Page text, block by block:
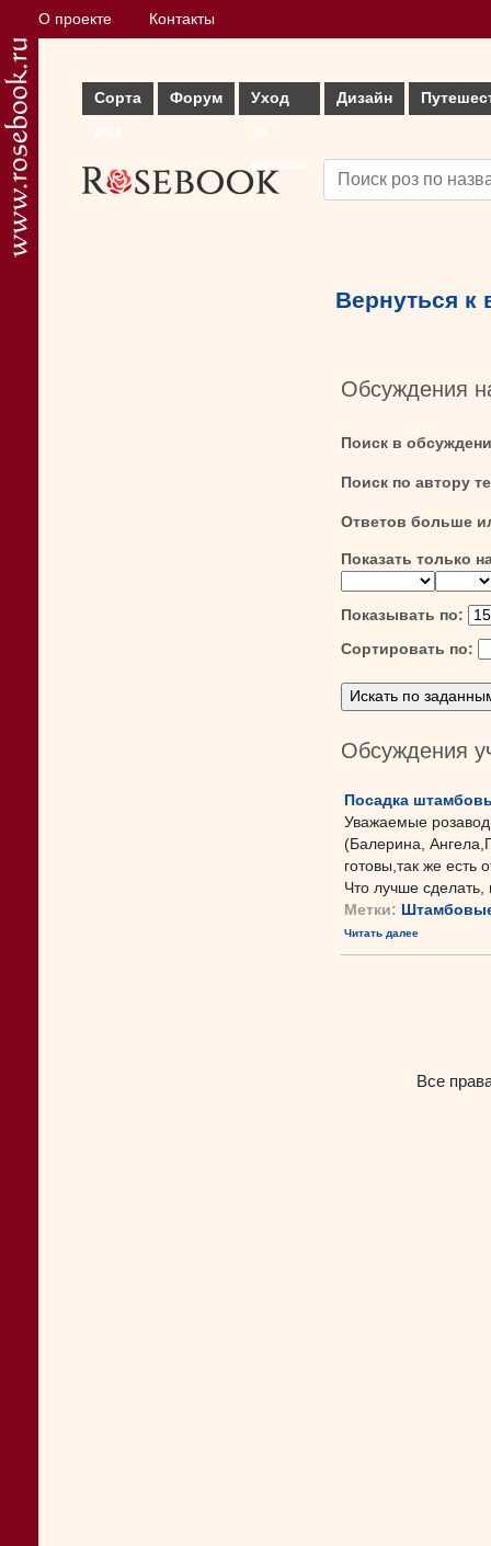
О проекте Контакты
Сорта
Форум
Уход
Дизайн
Вернуться к
Обсуждения
Поиск в
Поиск по автору
Ответов больше
Показать только
Показывать по:
Сортировать по:
Обсуждения
Посадка
Уважаемые
(Балерина,
готовы,так же есть
Что лучше сделать,
Метки:
Читать далее
Все